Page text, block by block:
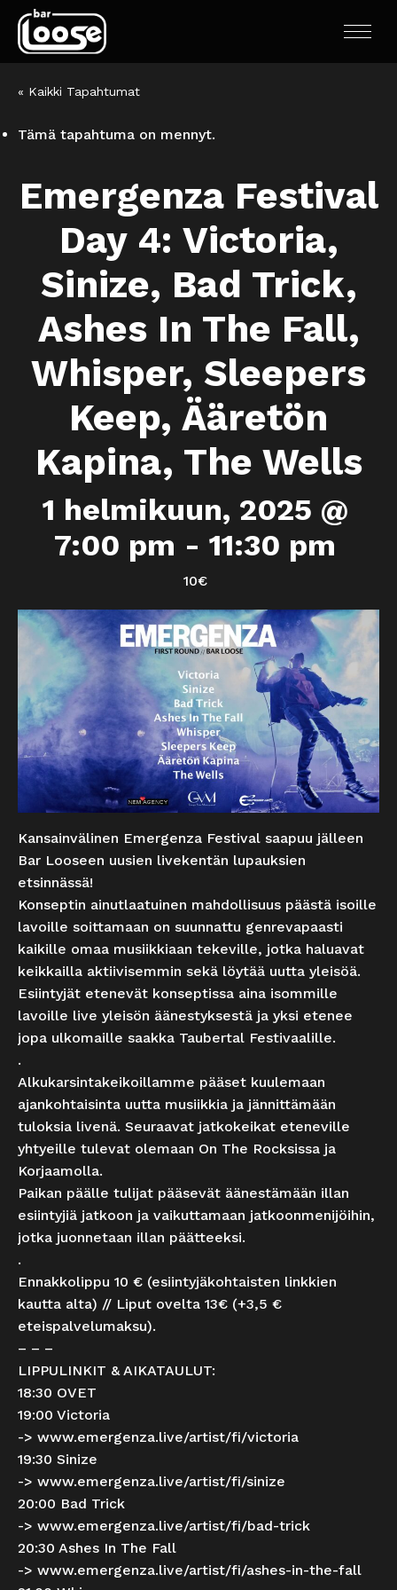
« Kaikki Tapahtumat
Tämä tapahtuma on mennyt.
Emergenza Festival
Day 4: Victoria,
Sinize, Bad Trick,
Ashes In The Fall,
Whisper, Sleepers
Keep, Ääretön
Kapina, The Wells
1 helmikuun, 2025 @
7:00 pm - 11:30 pm
10€
Kansainvälinen Emergenza Festival saapuu jälleen
Bar Looseen uusien livekentän lupauksien
etsinnässä!
Konseptin ainutlaatuinen mahdollisuus päästä isoille
lavoille soittamaan on suunnattu genrevapaasti
kaikille omaa musiikkiaan tekeville, jotka haluavat
keikkailla aktiivisemmin sekä löytää uutta yleisöä.
Esiintyjät etenevät konseptissa aina isommille
lavoille live yleisön äänestyksestä ja yksi etenee
jopa ulkomaille saakka Taubertal Festivaalille.
.
Alkukarsintakeikoillamme pääset kuulemaan
ajankohtaisinta uutta musiikkia ja jännittämään
tuloksia livenä. Seuraavat jatkokeikat eteneville
yhtyeille tulevat olemaan On The Rocksissa ja
Korjaamolla.
Paikan päälle tulijat pääsevät äänestämään illan
esiintyjiä jatkoon ja vaikuttamaan jatkoonmenijöihin,
jotka juonnetaan illan päätteeksi.
.
Ennakkolippu 10 € (esiintyjäkohtaisten linkkien
kautta alta) // Liput ovelta 13€ (+3,5 €
eteispalvelumaksu).
– – –
LIPPULINKIT & AIKATAULUT:
18:30 OVET
19:00 Victoria
-> www.emergenza.live/artist/fi/victoria
19:30 Sinize
-> www.emergenza.live/artist/fi/sinize
20:00 Bad Trick
-> www.emergenza.live/artist/fi/bad-trick
20:30 Ashes In The Fall
-> www.emergenza.live/artist/fi/ashes-in-the-fall